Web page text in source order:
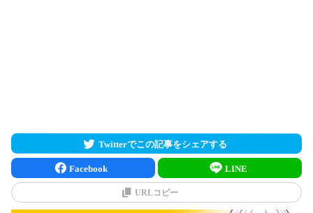
Twitterでこの記事をシェアする
Facebook LINE
URLコピー